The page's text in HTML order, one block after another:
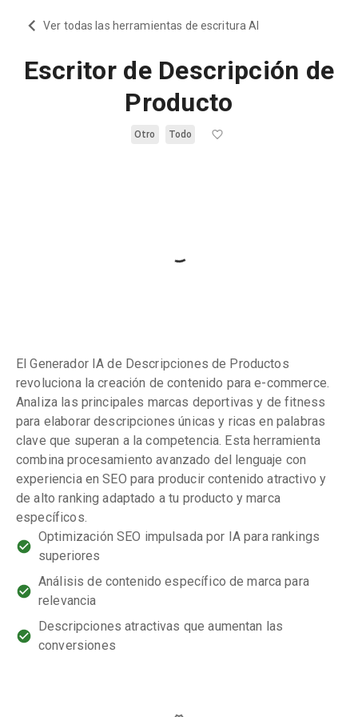
Ver todas las herramientas de escritura AI
Escritor de Descripción de
Producto
Otro Todo
El Generador IA de Descripciones de Productos
revoluciona la creación de contenido para e-commerce.
Analiza las principales marcas deportivas y de fitness
para elaborar descripciones únicas y ricas en palabras
clave que superan a la competencia. Esta herramienta
combina procesamiento avanzado del lenguaje con
experiencia en SEO para producir contenido atractivo y
de alto ranking adaptado a tu producto y marca
específicos.
Optimización SEO impulsada por IA para rankings
superiores
Análisis de contenido específico de marca para
relevancia
Descripciones atractivas que aumentan las
conversiones